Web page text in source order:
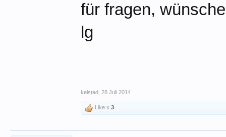
für fragen,
lg
kelstad 28 Juli 2014
Like x 3